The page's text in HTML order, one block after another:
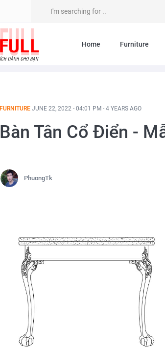
Home Furniture
FURNITURE JUNE 22, 2022 - 04:01 PM - 4 YEARS AGO
Bàn Tân Cổ Điển -
PhuongTk